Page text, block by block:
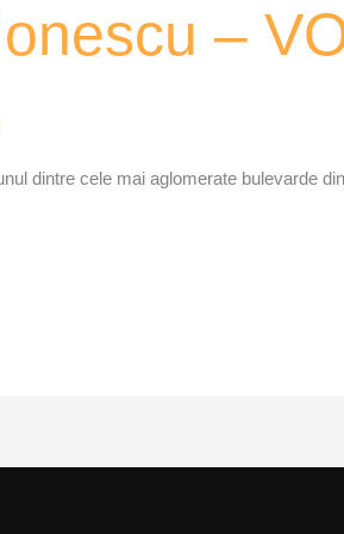
–
dintre cele mai aglomerate bulevarde